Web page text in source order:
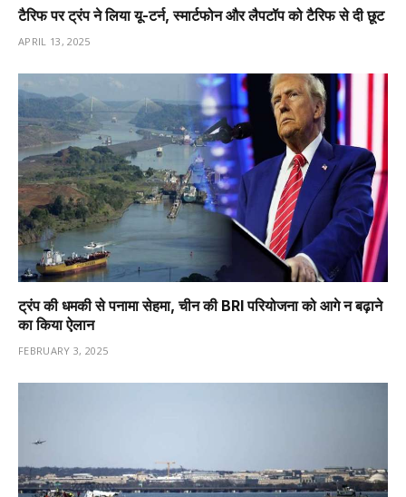
टैरिफ पर ट्रंप ने लिया यू-टर्न, स्मार्टफोन और लैपटॉप को टैरिफ से दी छूट
APRIL 13, 2025
ट्रंप की धमकी से पनामा सेहमा, चीन की BRI परियोजना को आगे न बढ़ाने
का किया ऐलान
FEBRUARY 3, 2025